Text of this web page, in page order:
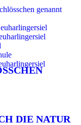
genannt
DIE NATUR